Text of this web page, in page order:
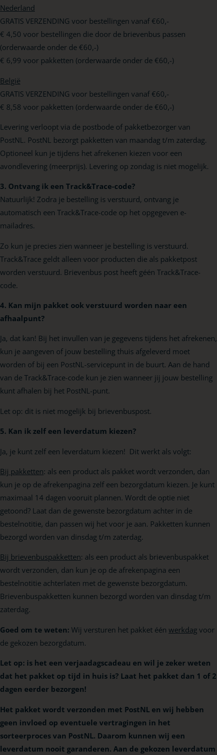
Nederland
GRATIS VERZENDING voor bestellingen vanaf €60,-
€ 4,50 voor bestellingen die door de brievenbus passen
(orderwaarde onder de €60,-)
€ 6,99 voor pakketten (orderwaarde onder de €60,-)
België
GRATIS VERZENDING voor bestellingen vanaf €60,-
€ 8,58 voor pakketten (orderwaarde onder de €60,-)
Levering verloopt via de postbode of pakketbezorger van
PostNL. PostNL bezorgt pakketten van maandag t/m zaterdag.
Optioneel kun je tijdens het afrekenen kiezen voor een
avondlevering (meerprijs). Levering op zondag is niet mogelijk.
3. Ontvang ik een Track&Trace-code?
Natuurlijk! Zodra je bestelling is verstuurd, ontvang je
automatisch een Track&Trace-code op het opgegeven e-
mailadres.
Zo kun je precies zien wanneer je bestelling is verstuurd.
Track&Trace geldt alleen voor producten die als pakketpost
worden verstuurd. Brievenbus post heeft géén Track&Trace-
code.
4. Kan mijn pakket ook verstuurd worden naar een
afhaalpunt?
Ja, dat kan! Bij het invullen van je gegevens tijdens het afrekenen,
kun je aangeven of jouw bestelling thuis afgeleverd moet
worden of bij een PostNL-servicepunt in de buurt. Aan de hand
van de Track&Trace-code kun je zien wanneer jij jouw bestelling
kunt afhalen bij het PostNL-punt.
Let op: dit is niet mogelijk bij brievenbuspost.
5. Kan ik zelf een leverdatum kiezen?
Ja, je kunt zelf een leverdatum kiezen! Dit werkt als volgt:
Bij pakketten: als een product als pakket wordt verzonden, dan
kun je op de afrekenpagina zelf een bezorgdatum kiezen. Je kunt
maximaal 14 dagen vooruit plannen. Wordt de optie niet
getoond? Laat dan de gewenste bezorgdatum achter in de
bestelnotitie, dan passen wij het voor je aan. Pakketten kunnen
bezorgd worden van dinsdag t/m zaterdag.
Bij brievenbuspakketten: als een product als brievenbuspakket
wordt verzonden, dan kun je op de afrekenpagina een
bestelnotitie achterlaten met de gewenste bezorgdatum.
Brievenbuspakketten kunnen bezorgd worden van dinsdag t/m
zaterdag.
Goed om te weten: Wij versturen het pakket één werkdag voor
de gekozen bezorgdatum.
Let op: is het een verjaadagscadeau en wil je zeker weten
dat het pakket op tijd in huis is? Laat het pakket dan 1 of 2
dagen eerder bezorgen!
Het pakket wordt verzonden met PostNL en wij hebben
geen invloed op eventuele vertragingen in het
sorteerproces van PostNL. Daarom kunnen wij een
leverdatum nooit garanderen. Aan de gekozen leverdatum